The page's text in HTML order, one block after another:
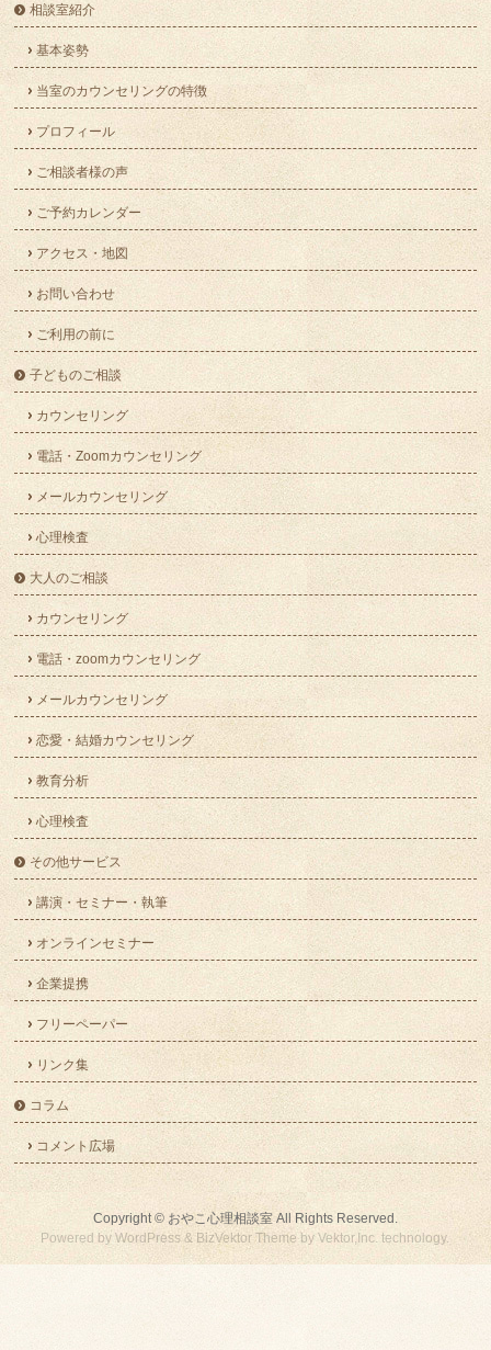
相談室紹介
基本姿勢
当室のカウンセリングの特徴
プロフィール
ご相談者様の声
ご予約カレンダー
アクセス・地図
お問い合わせ
ご利用の前に
子どものご相談
カウンセリング
電話・Zoomカウンセリング
メールカウンセリング
心理検査
大人のご相談
カウンセリング
電話・zoomカウンセリング
メールカウンセリング
恋愛・結婚カウンセリング
教育分析
心理検査
その他サービス
講演・セミナー・執筆
オンラインセミナー
企業提携
フリーペーパー
リンク集
コラム
コメント広場
Copyright © おやこ心理相談室All Rights Reserved.
Powered byWordPress & BizVektor ThemebyVektor,Inc. technology.